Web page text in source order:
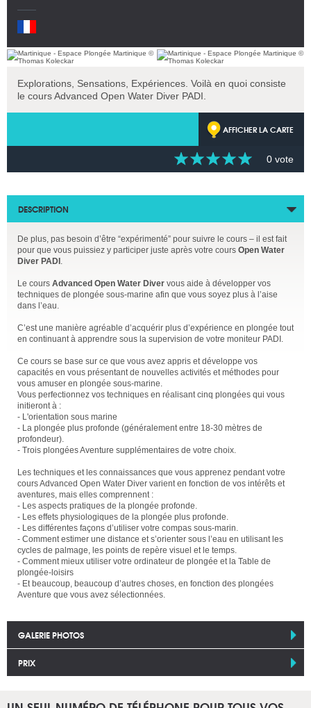
Explorations, Sensations, Expériences. Voilà en quoi consiste
le cours Advanced Open Water Diver PADI.
AFFICHER LA CARTE
0 vote
DESCRIPTION
De plus, pas besoin d’être “expérimenté” pour suivre le cours – il est fait
pour que vous puissiez y participer juste après votre cours Open Water
Diver PADI .
Le cours Advanced Open Water Diver vous aide à développer vos
techniques de plongée sous-marine afin que vous soyez plus à l’aise
dans l’eau.
C’est une manière agréable d’acquérir plus d’expérience en plongée tout
en continuant à apprendre sous la supervision de votre moniteur PADI.
Ce cours se base sur ce que vous avez appris et développe vos
capacités en vous présentant de nouvelles activités et méthodes pour
vous amuser en plongée sous-marine.
Vous perfectionnez vos techniques en réalisant cinq plongées qui vous
initieront à :
- L'orientation sous marine
- La plongée plus profonde (généralement entre 18-30 mètres de
profondeur).
- Trois plongées Aventure supplémentaires de votre choix.
Les techniques et les connaissances que vous apprenez pendant votre
cours Advanced Open Water Diver varient en fonction de vos intérêts et
aventures, mais elles comprennent :
- Les aspects pratiques de la plongée profonde.
- Les effets physiologiques de la plongée plus profonde.
- Les différentes façons d’utiliser votre compas sous-marin.
- Comment estimer une distance et s’orienter sous l’eau en utilisant les
cycles de palmage, les points de repère visuel et le temps.
- Comment mieux utiliser votre ordinateur de plongée et la Table de
plongée-loisirs
- Et beaucoup, beaucoup d’autres choses, en fonction des plongées
Aventure que vous avez sélectionnées.
GALERIE PHOTOS
PRIX